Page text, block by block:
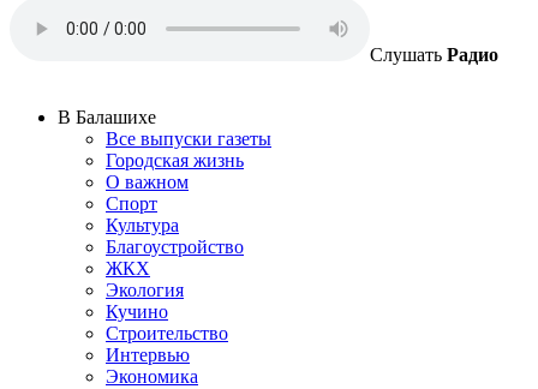
Слушать Радио
В Балашихе
Все выпуски газеты
Городская жизнь
О важном
Спорт
Культура
Благоустройство
ЖКХ
Экология
Кучино
Строительство
Интервью
Экономика